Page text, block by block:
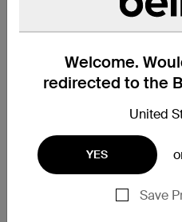
Welcome.
redirected to the
United
YES
Save
我們的便攜式行動電源
擇。
mAh 容
度。
10,000mAh 電源容量可
iPhone 15 Pro 電量從
最長 43 小時的播放時